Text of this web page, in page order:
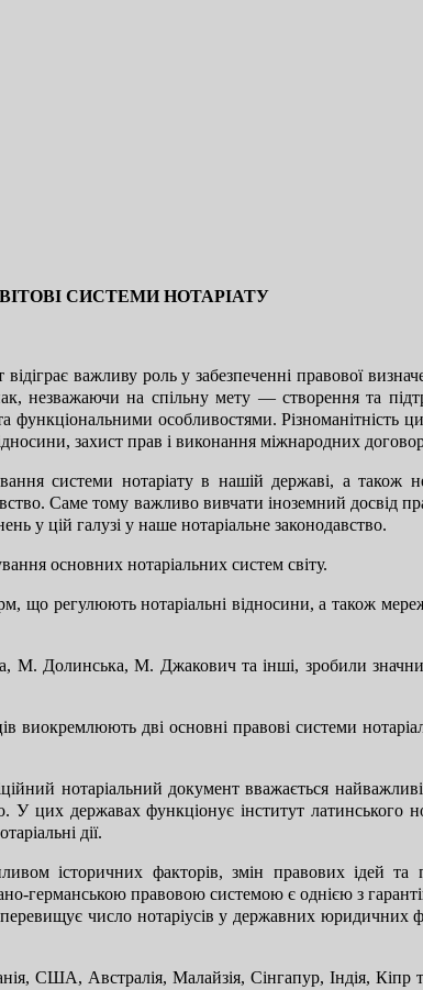
СИСТЕМИ НОТАРІАТУ
важливу роль у забезпеченні правової
незважаючи на спільну мету — створення та
функціональними особливостями. Різноманітність
захист прав і виконання міжнародних
системи нотаріату в нашій державі, а також
Саме тому важливо вивчати іноземний досвід
у цій галузі у наше нотаріальне законодавство.
основних нотаріальних систем світу.
що регулюють нотаріальні відносини, а також
М. Долинська, М. Джакович та інші, зробили
виокремлюють дві основні правові системи
нотаріальний документ вважається
цих державах функціонує інститут латинського
дії.
історичних факторів, змін правових ідей та
германською правовою системою є однією з
число нотаріусів у державних юридичних
США, Австралія, Малайзія, Сінгапур, Індія,